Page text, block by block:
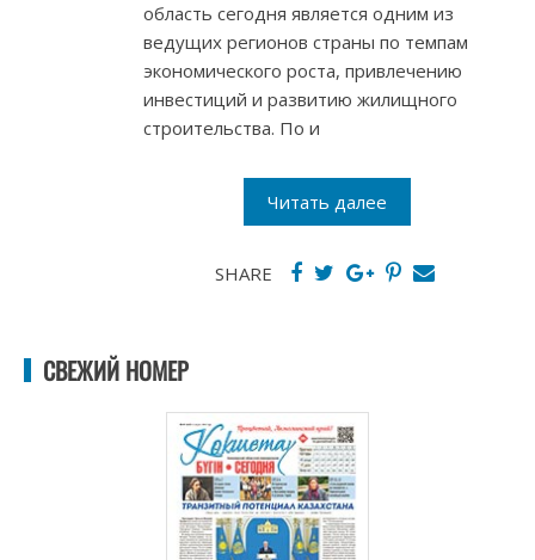
область сегодня является одним из
ведущих регионов страны по темпам
экономического роста, привлечению
инвестиций и развитию жилищного
строительства. По и
Читать далее
SHARE
СВЕЖИЙ НОМЕР